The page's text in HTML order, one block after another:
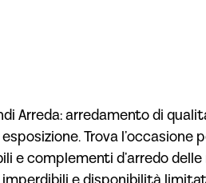
Arreda: arredamento di
Trova l’occasione
e complementi d’arredo